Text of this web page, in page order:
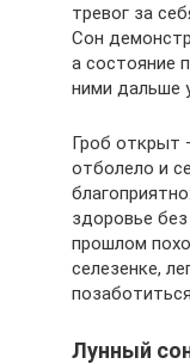
тревог за
Сон
а состояние
ними дальше
Гроб открыт
отболело и
здоровье
прошлом
селезенке,
позаботиться.
Лунный